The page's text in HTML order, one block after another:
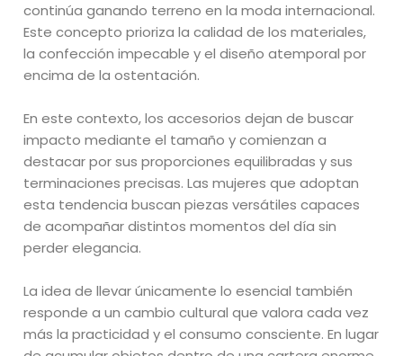
continúa ganando terreno en la moda internacional.
Este concepto prioriza la calidad de los materiales,
la confección impecable y el diseño atemporal por
encima de la ostentación.
En este contexto, los accesorios dejan de buscar
impacto mediante el tamaño y comienzan a
destacar por sus proporciones equilibradas y sus
terminaciones precisas. Las mujeres que adoptan
esta tendencia buscan piezas versátiles capaces
de acompañar distintos momentos del día sin
perder elegancia.
La idea de llevar únicamente lo esencial también
responde a un cambio cultural que valora cada vez
más la practicidad y el consumo consciente. En lugar